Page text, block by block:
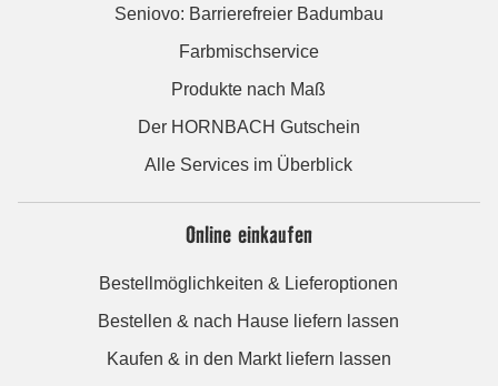
Seniovo: Barrierefreier Badumbau
Farbmischservice
Produkte nach Maß
Der HORNBACH Gutschein
Alle Services im Überblick
Online einkaufen
Bestellmöglichkeiten & Lieferoptionen
Bestellen & nach Hause liefern lassen
Kaufen & in den Markt liefern lassen